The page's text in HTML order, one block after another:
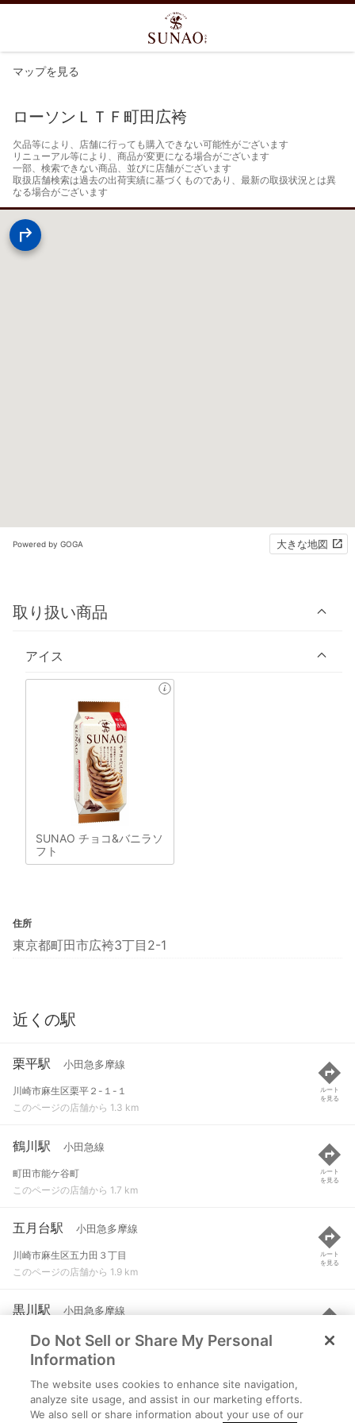
マップを見る
ローソンＬＴＦ町田広袴
欠品等により、店舗に行っても購入できない可能性がございます
リニューアル等により、商品が変更になる場合がございます
一部、検索できない商品、並びに店舗がございます
取扱店舗検索は過去の出荷実績に基づくものであり、最新の取扱状況とは異
なる場合がございます
Powered by GOGA 大きな地図
取り扱い商品
アイス
SUNAO チョコ&バニラソ
フト
住所
東京都町田市広袴3丁目2-1
近くの駅
栗平駅 小田急多摩線
川崎市麻生区栗平２-１-１
このページの店舗から 1.3 km
ルート
を見る
鶴川駅 小田急線
町田市能ケ谷町
このページの店舗から 1.7 km
ルート
を見る
五月台駅 小田急多摩線
川崎市麻生区五力田３丁目
このページの店舗から 1.9 km
ルート
を見る
黒川駅 小田急多摩線
川崎市麻生区南黒川４丁目
このページの店舗から 1.9 km
ルート
を見る
柿生駅 小田急線
川崎市麻生区上麻生
Do Not Sell or Share My Personal
Information
The website uses cookies to enhance site navigation,
analyze site usage, and assist in our marketing efforts.
We also sell or share information about your use of our